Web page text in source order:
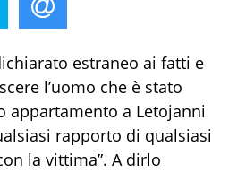
estraneo ai fatti e
l’uomo che è stato
appartamento a Letojanni
rapporto di qualsiasi
la vittima”. A dirlo